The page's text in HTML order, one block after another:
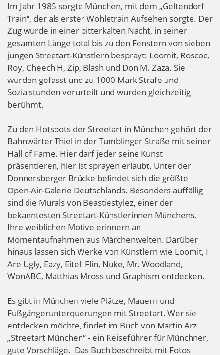
Im Jahr 1985 sorgte München, mit dem „Geltendorf
Train“, der als erster Wohletrain Aufsehen sorgte. Der
Zug wurde in einer bitterkalten Nacht, in seiner
gesamten Länge total bis zu den Fenstern von sieben
jungen Streetart-Künstlern besprayt: Loomit, Roscoc,
Roy, Cheech H, Zip, Blash und Don M. Zaza. Sie
wurden gefasst und zu 1000 Mark Strafe und
Sozialstunden verurteilt und wurden gleichzeitig
berühmt.
Zu den Hotspots der Streetart in München gehört der
Bahnwärter Thiel in der Tumblinger Straße mit seiner
Hall of Fame. Hier darf jeder seine Kunst
präsentieren, hier ist sprayen erlaubt. Unter der
Donnersberger Brücke befindet sich die größte
Open-Air-Galerie Deutschlands. Besonders auffällig
sind die Murals von Beastiestylez, einer der
bekanntesten Streetart-Künstlerinnen Münchens.
Ihre weiblichen Motive erinnern an
Momentaufnahmen aus Märchenwelten. Darüber
hinaus lassen sich Werke von Künstlern wie Loomit, I
Are Ugly, Eazy, Eitel, Flin, Nuke, Mr. Woodland,
WonABC, Matthias Mross und Graphism entdecken.
Es gibt in München viele Plätze, Mauern und
Fußgängerunterquerungen mit Streetart. Wer sie
entdecken möchte, findet im Buch von Martin Arz
„Streetart München“ - ein Reiseführer für Münchner,
gute Vorschläge. Das Buch beschreibt mit Fotos